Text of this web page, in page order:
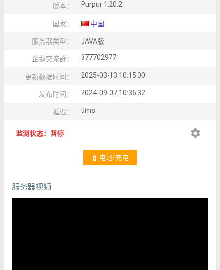
版本： Purpur 1.20.2
国家： 中国
服务器类型： JAVA版
企鹅交流群： 877702977
更新数据时间： 2025-03-13 10:15:00
发布时间： 2024-09-07 10:36:32
延迟： 0ms
监测状态：暂停 settings
battery_charging_full 电池/充电
服务器视频